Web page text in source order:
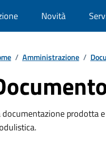
Novità
/ Amministrazione /
documentazione prodotta